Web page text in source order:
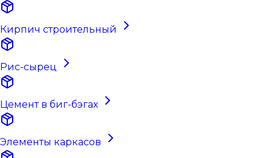
Кирпич строительный
Рис-сырец
Цемент в биг-бэгах
Элементы каркасов